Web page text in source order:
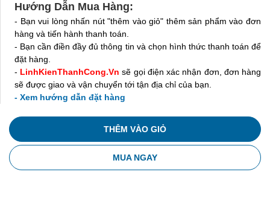
Hướng Dẫn Mua Hàng:
- Bạn vui lòng nhấn nút "thêm vào giỏ" thêm sản phẩm vào đơn
hàng và tiến hành thanh toán.
- Bạn cần điền đầy đủ thông tin và chọn hình thức thanh toán để
đặt hàng.
- LinhKienThanhCong.Vn sẽ gọi điện xác nhận đơn, đơn hàng
sẽ được giao và vận chuyển tới tận địa chỉ của bạn.
- Xem hướng dẫn đặt hàng
THÊM VÀO GIỎ
MUA NGAY